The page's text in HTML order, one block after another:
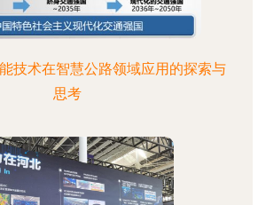
技术在智慧公路领域应用的探索与
思考